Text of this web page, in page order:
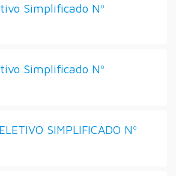
Simplificado Nº
Simplificado Nº
SIMPLIFICADO Nº